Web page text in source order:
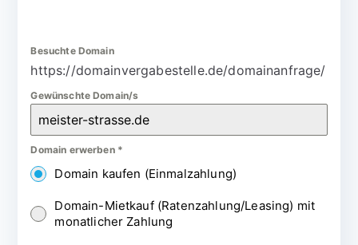
Besuchte Domain
https://domainvergabestelle.de/domainanfrage/
Gewünschte Domain/s
Domain erwerben *
Domain kaufen (Einmalzahlung)
Domain-Mietkauf (Ratenzahlung/Leasing) mit
monatlicher Zahlung